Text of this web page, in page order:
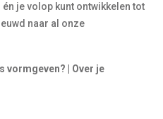
je volop kunt ontwikkelen tot
naar al onze
vormgeven? | Over je